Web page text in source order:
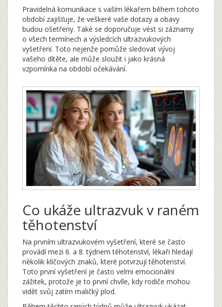
Pravidelná komunikace s vaším lékařem během tohoto
období zajišťuje, že veškeré vaše dotazy a obavy
budou ošetřeny. Také se doporučuje vést si záznamy
o všech termínech a výsledcích ultrazvukových
vyšetření. Toto nejenže pomůže sledovat vývoj
vašeho dítěte, ale může sloužit i jako krásná
vzpomínka na období očekávání.
Co ukáže ultrazvuk v raném
těhotenství
Na prvním ultrazvukovém vyšetření, které se často
provádí mezi 6. a 8. týdnem těhotenství, lékaři hledají
několik klíčových znaků, které potvrzují těhotenství.
Toto první vyšetření je často velmi emocionální
zážitek, protože je to první chvíle, kdy rodiče mohou
vidět svůj zatím maličký plod.